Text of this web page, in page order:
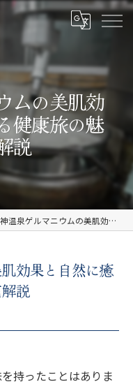
ムの美肌効
健康旅の魅
説
泉ゲルマニウムの美肌効果と自然に癒される健康旅の魅力を徹底解説
効果と自然に癒
説
持ったことはありま